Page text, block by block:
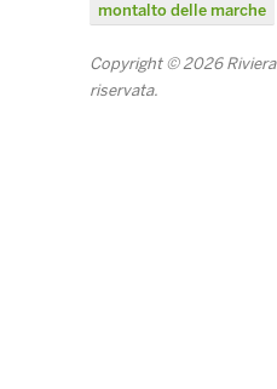
montalto delle marche
Copyright © 2026
riservata.